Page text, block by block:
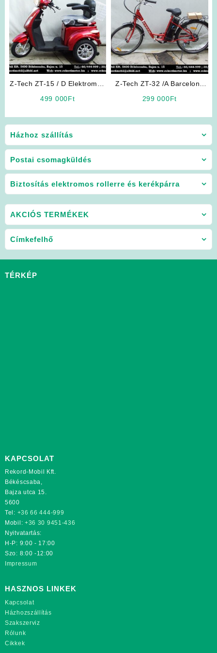
Házhoz szállítás
Postai csomagküldés
Biztosítás elektromos rollerre és kerékpárra
Z-Tech ZT-15 / D Elektromos
499 000Ft
Z-Tech ZT-32 /A Barcelona
299 000Ft
AKCIÓS TERMÉKEK
Címkefelhő
TÉRKÉP
KAPCSOLAT
Rekord-Mobil Kft.
Békéscsaba,
Bajza utca 15.
5600
Tel: +36 66 444-999
Mobil: +36 30 9451-436
Nyitvatartás:
H-P: 9:00 - 17:00
Szo: 8:00 -12:00
Impressum
HASZNOS LINKEK
Kapcsolat
Házhozszállítás
Szakszerviz
Rólunk
Cikkek